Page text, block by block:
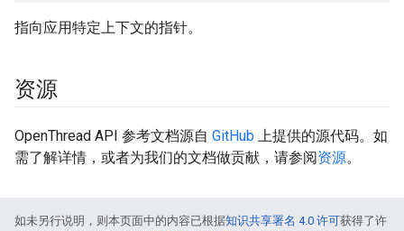
指向应用特定上下文的指针。
资源
OpenThread API 参考文档源自 GitHub 上提供的源代码。如
需了解详情，或者为我们的文档做贡献，请参阅资源。
如未另行说明，则本页面中的内容已根据知识共享署名 4.0 许可获得了许